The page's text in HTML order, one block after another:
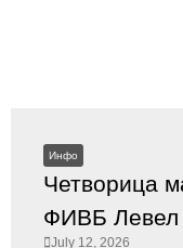
Инфо
Четворица
ФИВБ Левел
July 12, 2026